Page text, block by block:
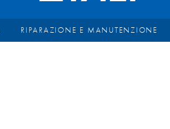
RIPARAZIONE E MANUTENZIONE